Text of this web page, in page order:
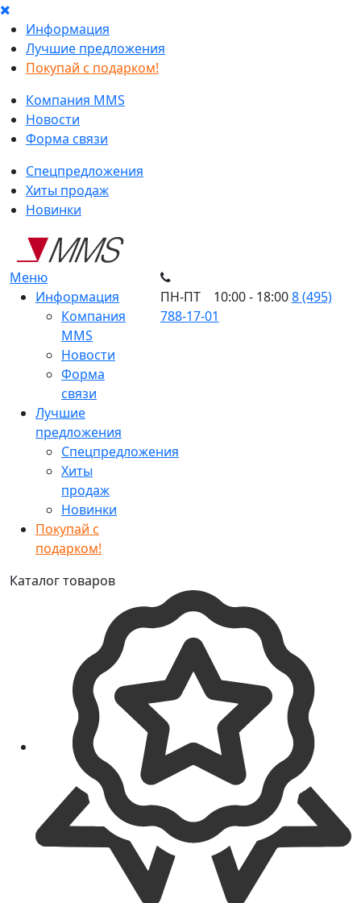
Информация
Лучшие предложения
Покупай с подарком!
Компания MMS
Новости
Форма связи
Спецпредложения
Хиты продаж
Новинки
Меню
Информация
Компания
MMS
Новости
Форма
связи
Лучшие
предложения
Спецпредложения
Хиты
продаж
Новинки
Покупай с
подарком!
ПН-ПТ 10:00 - 18:008 (495)
788-17-01
Каталог товаров